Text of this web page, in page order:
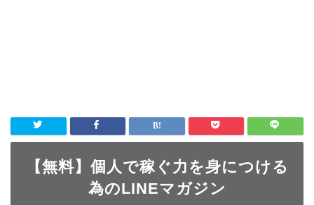
【無料】個人で稼ぐ力を身につける
為のLINEマガジン